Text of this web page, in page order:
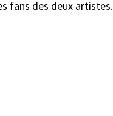
fans des deux artistes.